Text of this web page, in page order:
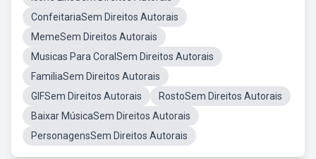
ConfeitariaSem Direitos Autorais
MemeSem Direitos Autorais
Musicas Para CoralSem Direitos Autorais
FamiliaSem Direitos Autorais
GIFSem Direitos Autorais
RostoSem Direitos Autorais
Baixar MúsicaSem Direitos Autorais
PersonagensSem Direitos Autorais